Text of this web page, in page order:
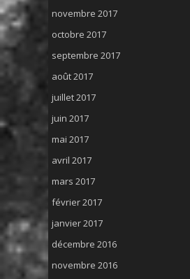
novembre 2017
octobre 2017
septembre 2017
août 2017
juillet 2017
juin 2017
mai 2017
avril 2017
mars 2017
février 2017
janvier 2017
décembre 2016
novembre 2016